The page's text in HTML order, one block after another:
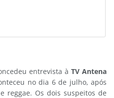
entrevista à TV Antena
no dia 6 de julho, após
reggae. Os dois suspeitos de